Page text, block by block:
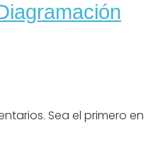
Sea el primero en